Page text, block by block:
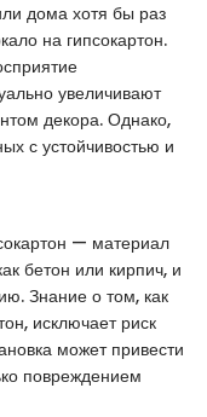
дома хотя бы раз
на гипсокартон.
увеличивают
декора. Однако,
с устойчивостью и
— материал
бетон или кирпич, и
Знание о том, как
исключает риск
может привести
повреждением